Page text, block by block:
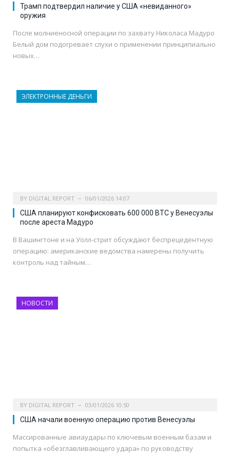
Трамп подтвердил наличие у США «невиданного»
оружия
После молниеносной операции по захвату Николаса Мадуро
Белый дом подогревает слухи о применении принципиально
новых…
ЭЛЕКТРОННЫЕ ДЕНЬГИ
BY DIGITAL REPORT 06/01/2026 14:07
США планируют конфисковать 600 000 BTC у Венесуэлы
после ареста Мадуро
В Вашингтоне и на Уолл-стрит обсуждают беспрецедентную
операцию: американские ведомства намерены получить
контроль над тайным…
НОВОСТИ
BY DIGITAL REPORT 03/01/2026 10:50
США начали военную операцию против Венесуэлы
Массированные авиаудары по ключевым военным базам и
попытка «обезглавливающего удара» по руководству